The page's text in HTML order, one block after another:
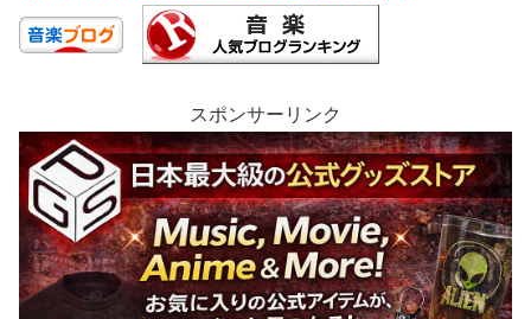
スポンサーリンク